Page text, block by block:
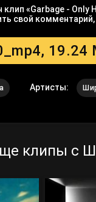
«Garbage - Only
свой
19.24
Артисты:
клипы с